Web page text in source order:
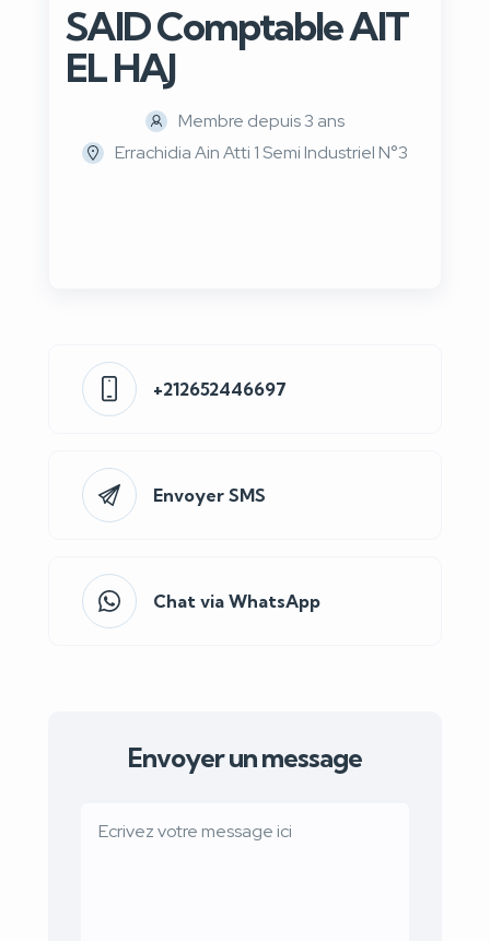
SAID Comptable AIT
EL HAJ
Membre depuis 3 ans
Errachidia Ain Atti 1 Semi Industriel N°3
+212652446697
Envoyer SMS
Chat via WhatsApp
Envoyer un message